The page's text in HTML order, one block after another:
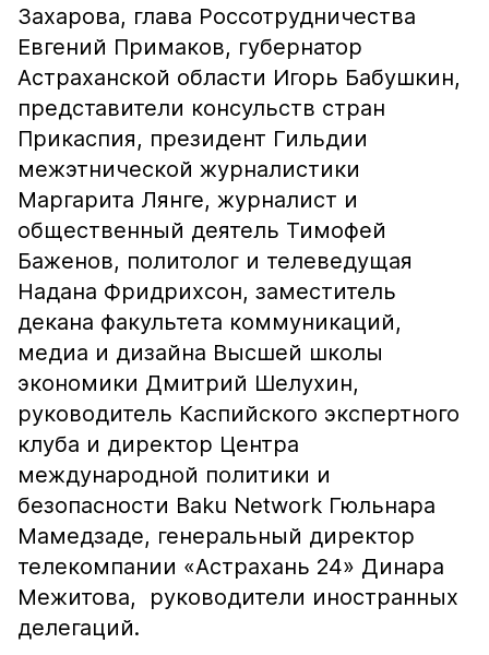
Захарова, глава Россотрудничества
Евгений Примаков, губернатор
Астраханской области Игорь Бабушкин,
представители консульств стран
Прикаспия, президент Гильдии
межэтнической журналистики
Маргарита Лянге, журналист и
общественный деятель Тимофей
Баженов, политолог и телеведущая
Надана Фридрихсон, заместитель
декана факультета коммуникаций,
медиа и дизайна Высшей школы
экономики Дмитрий Шелухин,
руководитель Каспийского экспертного
клуба и директор Центра
международной политики и
безопасности Baku Network Гюльнара
Мамедзаде, генеральный директор
телекомпании «Астрахань 24» Динара
Межитова, руководители иностранных
делегаций.